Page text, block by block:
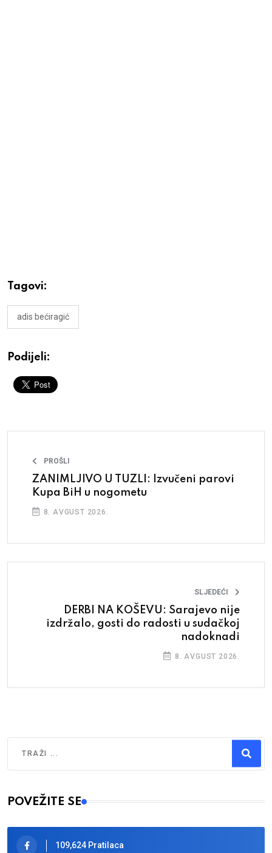
Tagovi:
adis bećiragić
Podijeli:
PROŠLI
ZANIMLJIVO U TUZLI: Izvučeni parovi
Kupa BiH u nogometu
8. AVGUST 2026.
SLJEDEĆI
DERBI NA KOŠEVU: Sarajevo nije
izdržalo, gosti do radosti u sudačkoj
nadoknadi
8. AVGUST 2026.
Type 2 or more characters for results.
POVEŽITE SE
109,624 Pratilaca